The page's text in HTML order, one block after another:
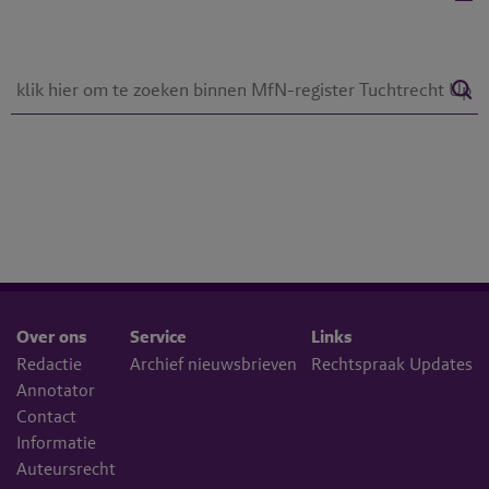
Over ons
Redactie
Annotator
Contact
Informatie
Auteursrecht
Service
Archief nieuwsbrieven
Links
Rechtspraak Updates